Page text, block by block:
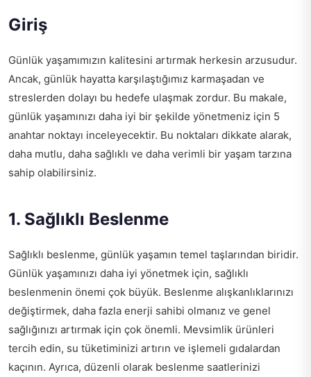
Giriş
Günlük yaşamımızın kalitesini artırmak herkesin arzusudur.
Ancak, günlük hayatta karşılaştığımız karmaşadan ve
streslerden dolayı bu hedefe ulaşmak zordur. Bu makale,
günlük yaşamınızı daha iyi bir şekilde yönetmeniz için 5
anahtar noktayı inceleyecektir. Bu noktaları dikkate alarak,
daha mutlu, daha sağlıklı ve daha verimli bir yaşam tarzına
sahip olabilirsiniz.
1. Sağlıklı Beslenme
Sağlıklı beslenme, günlük yaşamın temel taşlarından biridir.
Günlük yaşamınızı daha iyi yönetmek için, sağlıklı
beslenmenin önemi çok büyük. Beslenme alışkanlıklarınızı
değiştirmek, daha fazla enerji sahibi olmanız ve genel
sağlığınızı artırmak için çok önemli. Mevsimlik ürünleri
tercih edin, su tüketiminizi artırın ve işlemeli gıdalardan
kaçının. Ayrıca, düzenli olarak beslenme saatlerinizi